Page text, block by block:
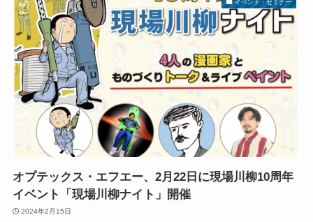
イベント・セミナー
オプテックス・エフエー、2月22日に現場川柳10周年
イベント「現場川柳ナイト」開催
2024年2月15日